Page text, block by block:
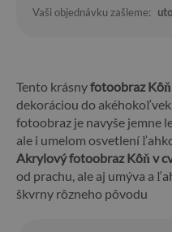
Vaši objednávku zašleme:
Tento krásnyfotoobraz Kôň
dekoráciou do
fotoobraz je navyše jemne
ale i umelom osvetlení
Akrylový fotoobraz Kôň v
od prachu, ale aj umýva a
škvrny rôzneho pôvodu